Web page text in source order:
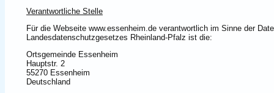
Verantwortliche Stelle
Für die Webseite www.essenheim.de verantwortlich im Sinne der
Landesdatenschutzgesetzes Rheinland-Pfalz ist die:
Ortsgemeinde Essenheim
Hauptstr. 2
55270 Essenheim
Deutschland